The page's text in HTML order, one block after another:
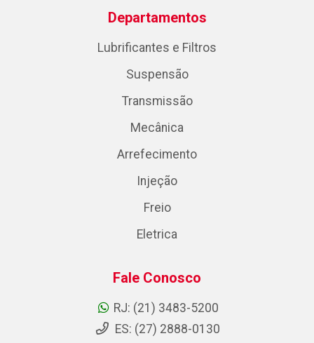
Departamentos
Lubrificantes e Filtros
Suspensão
Transmissão
Mecânica
Arrefecimento
Injeção
Freio
Eletrica
Fale Conosco
RJ: (21) 3483-5200
ES: (27) 2888-0130